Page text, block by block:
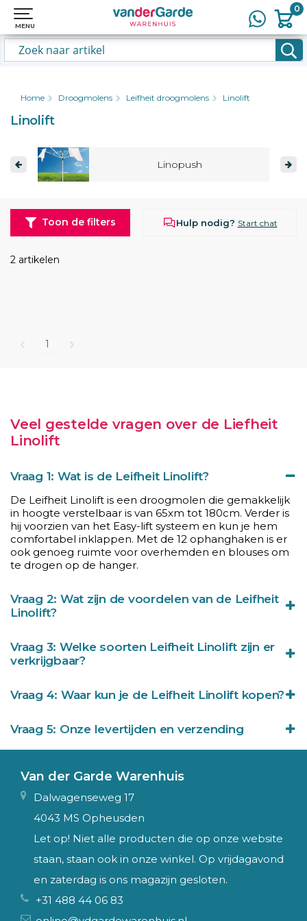
0
MENU
0
MENU
Home Droogmolens Leifheit droogmolens Linolift
Linolift
Linopush
Hulp nodig? Start chat
2 artikelen
1
Toon de filters
Veel gestelde vragen over de Liefheit
Linolift
Vraag 1: Wat is de Leifheit Linolift?
De Leifheit Linolift is een droogmolen die gemakkelijk
in hoogte verstelbaar is van 65xm tot 180cm. Verder is
hij voorzien van het Easy-lift systeem en kun je hem
comfortabel inklappen. Met de 12 ophanghaken is er
ook genoeg ruimte voor overhemden en blouses om
te drogen op de hanger.
Vraag 2: Wat zijn de voordelen van de Leifheit
Linolift?
Vraag 3: Welke soorten Leifheit Linolift zijn er
verkrijgbaar?
Vraag 4: Waar kun je de Leifheit Linolift kopen?
Vraag 5: Onze levertijden en verzending
Van der Garde Warenhuis
Dalwagenseweg 17
4043 MS Opheusden
Let op! Niet alle producten die op onze website
staan, staan ook in onze winkel. Op vrijdagavond
en zaterdag is ons magazijn gesloten.
+31 488 44 06 83